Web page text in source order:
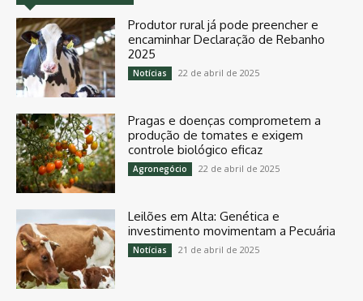
Produtor rural já pode preencher e
encaminhar Declaração de Rebanho
2025
Notícias 22 de abril de 2025
Pragas e doenças comprometem a
produção de tomates e exigem
controle biológico eficaz
Agronegócio 22 de abril de 2025
Leilões em Alta: Genética e
investimento movimentam a Pecuária
Notícias 21 de abril de 2025